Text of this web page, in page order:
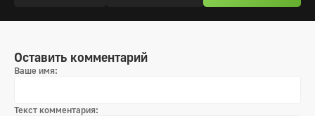
Оставить комментарий
Ваше имя:
Текст комментария: